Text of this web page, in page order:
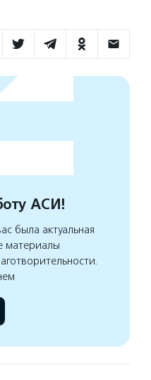
АСИ!
была актуальная
материалы